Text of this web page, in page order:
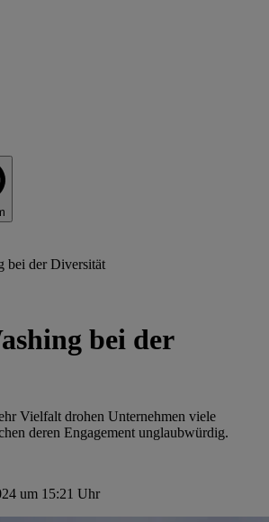
bei der Diversität
bei der
Vielfalt drohen Unternehmen viele
deren Engagement unglaubwürdig.
um 15:21 Uhr